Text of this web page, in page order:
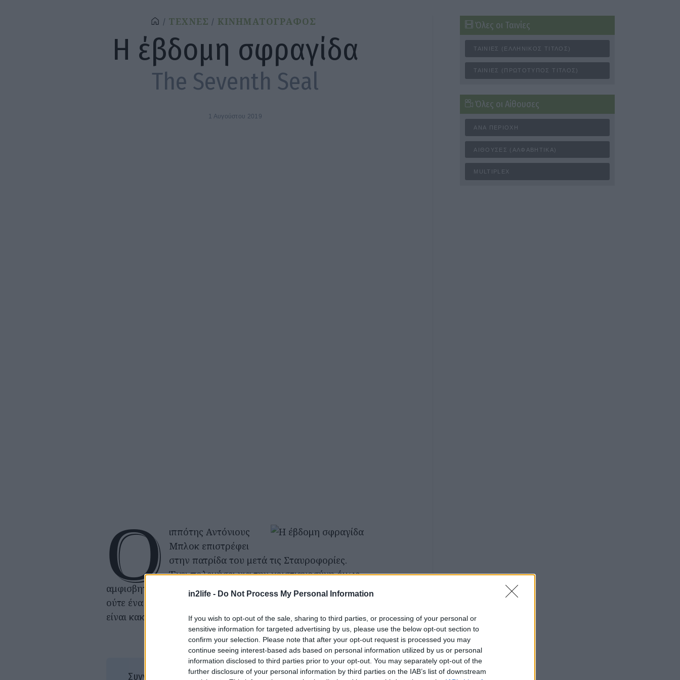
in2life - Do Not Process My Personal Information
If you wish to opt-out of the sale, sharing to third parties, or processing of your personal or
sensitive information for targeted advertising by us, please use the below opt-out section to
confirm your selection. Please note that after your opt-out request is processed you may
continue seeing interest-based ads based on personal information utilized by us or personal
information disclosed to third parties prior to your opt-out. You may separately opt-out of the
further disclosure of your personal information by third parties on the IAB’s list of downstream
ΤΕΧΝΕΣ ΚΙΝΗΜΑΤΟΓΡΑΦΟΣ
Η έβδομη σφραγίδα
The Seventh Seal
1 Αυγούστου 2019
Ο
ιππότης Αντόνιους
Μπλοκ επιστρέφει
στην πατρίδα του μετά τις Σταυροφορίες.
Έχει πολεμήσει για την χριστιανοσύνη όμως
αμφισβητεί την ύπαρξη του Θεού. Δεν μπορεί να διακρίνει
ούτε ένα θεϊκό σημάδι γύρω του. Αντίθετα αυτό που βλέπει
είναι κακουχίες και ανθρώπινος πόνος.
Συγγραφέας/είς: Ινγκμαρ Μπέργκμαν
Όλες οι Ταινίες
ΤΑΙΝΊΕΣ (ΕΛΛΗΝΙΚΌΣ ΤΊΤΛΟΣ)
ΤΑΙΝΊΕΣ (ΠΡΩΤΌΤΥΠΟΣ ΤΊΤΛΟΣ)
Όλες οι Αίθουσες
ΑΝΆ ΠΕΡΙΟΧΉ
ΑΊΘΟΥΣΕΣ (ΑΛΦΑΒΗΤΙΚΆ)
MULTIPLEX